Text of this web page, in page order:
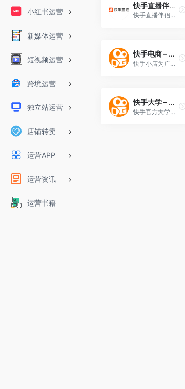
小红书运营
新媒体运营
短视频运营
跨境运营
独立站运营
店铺转卖
运营APP
运营资讯
运营书籍
快手直播伴侣-下载
快手直播伴侣，有快手直播权限的小伙伴才能使用直播伴侣哦~
快手电商 – 快手小店
快手小店为广大快手电商主播与用户提供了电商交易工具
快手大学 – 快手运营学院
快手官方大学，系统化学习快手运营。